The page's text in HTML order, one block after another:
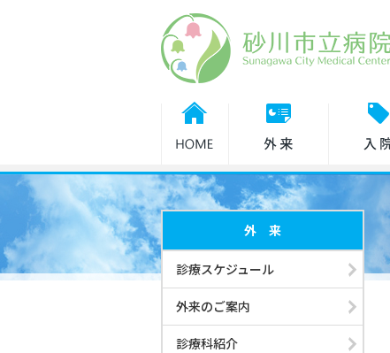
休診・代診
外来のご案内
入院・面会
外 来
診療スケジュール
外来のご案内
診療科紹介